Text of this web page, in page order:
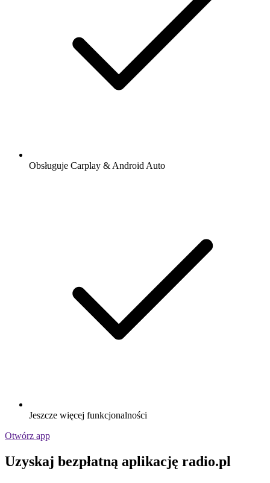
Obsługuje Carplay & Android Auto
Jeszcze więcej funkcjonalności
Otwórz app
Uzyskaj bezpłatną aplikację radio.pl